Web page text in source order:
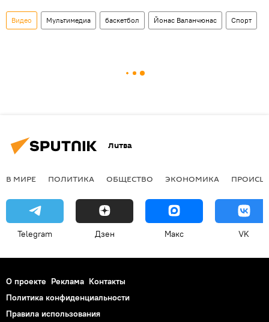
Видео Мультимедиа баскетбол Йонас Валанчюнас Спорт
Литва
В МИРЕ ПОЛИТИКА ОБЩЕСТВО ЭКОНОМИКА
Telegram Дзен Макс VK
О проекте Реклама Контакты
Политика конфиденциальности
Правила использования